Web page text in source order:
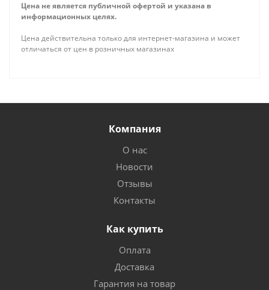
Цена не является публичной офертой и указана в
информационных целях.
Цена действительна только для интернет-магазина и может
отличаться от цен в розничных магазинах
Компания
О нас
Новости
Отзывы
Контакты
Как купить
Оплата
Доставка
Гарантия на товар